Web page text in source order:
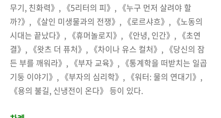
무기, 친화력》, 《5리터의 피》, 《누구 먼저 살려야 할
까?》, 《살인 미생물과의 전쟁》, 《로르샤흐》, 《노동의
시대는 끝났다》, 《휴머놀로지》, 《안녕, 인간》, 《초연
결》, 《왓츠 더 퓨처》, 《차이나 유스 컬처》, 《당신의 잠
든 부를 깨워라》, 《부자 교육》, 《통계학을 떠받치는 일곱
기둥 이야기》, 《부자의 심리학》, 《워터: 물의 연대기》,
《용의 불길, 신냉전이 온다》 등이 있다.